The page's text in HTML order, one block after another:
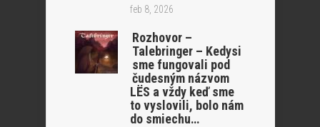
feb 8, 2026
Rozhovor –
Talebringer – Kedysi
sme fungovali pod
čudesným názvom
LËS a vždy keď sme
to vyslovili, bolo nám
do smiechu…